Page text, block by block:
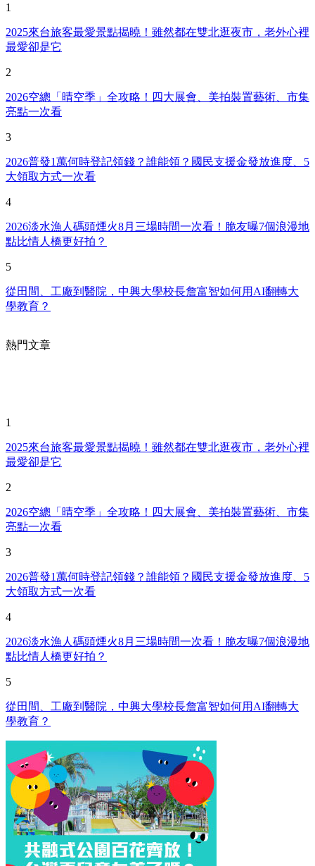
1
2025來台旅客最愛景點揭曉！雖然都在雙北逛夜市，老外心裡
最愛卻是它
2
2026空總「晴空季」全攻略！四大展會、美拍裝置藝術、市集
亮點一次看
3
2026普發1萬何時登記領錢？誰能領？國民支援金發放進度、5
大領取方式一次看
4
2026淡水漁人碼頭煙火8月三場時間一次看！脆友曝7個浪漫地
點比情人橋更好拍？
5
從田間、工廠到醫院，中興大學校長詹富智如何用AI翻轉大
學教育？
熱門文章
1
2025來台旅客最愛景點揭曉！雖然都在雙北逛夜市，老外心裡
最愛卻是它
2
2026空總「晴空季」全攻略！四大展會、美拍裝置藝術、市集
亮點一次看
3
2026普發1萬何時登記領錢？誰能領？國民支援金發放進度、5
大領取方式一次看
4
2026淡水漁人碼頭煙火8月三場時間一次看！脆友曝7個浪漫地
點比情人橋更好拍？
5
從田間、工廠到醫院，中興大學校長詹富智如何用AI翻轉大
學教育？